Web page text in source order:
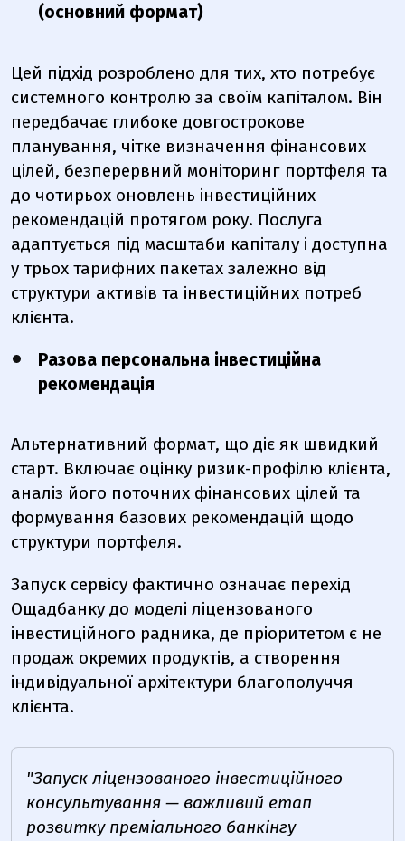
(основний формат)
Цей підхід розроблено для тих, хто потребує
системного контролю за своїм капіталом. Він
передбачає глибоке довгострокове
планування, чітке визначення фінансових
цілей, безперервний моніторинг портфеля та
до чотирьох оновлень інвестиційних
рекомендацій протягом року. Послуга
адаптується під масштаби капіталу і доступна
у трьох тарифних пакетах залежно від
структури активів та інвестиційних потреб
клієнта.
Разова персональна інвестиційна
рекомендація
Альтернативний формат, що діє як швидкий
старт. Включає оцінку ризик-профілю клієнта,
аналіз його поточних фінансових цілей та
формування базових рекомендацій щодо
структури портфеля.
Запуск сервісу фактично означає перехід
Ощадбанку до моделі ліцензованого
інвестиційного радника, де пріоритетом є не
продаж окремих продуктів, а створення
індивідуальної архітектури благополуччя
клієнта.
"Запуск ліцензованого інвестиційного
консультування — важливий етап
розвитку преміального банкінгу